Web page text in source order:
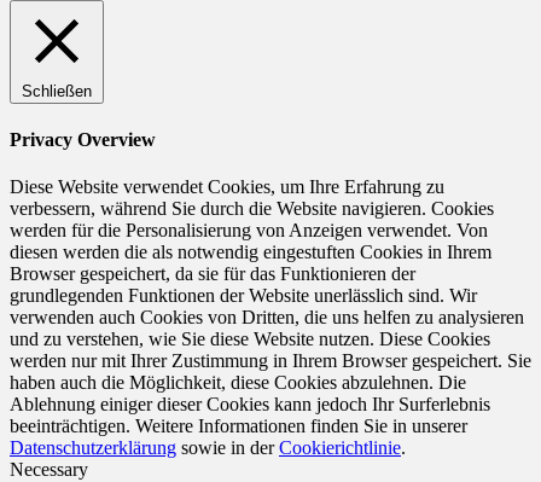
Schließen
Privacy Overview
Diese Website verwendet Cookies, um Ihre Erfahrung zu
verbessern, während Sie durch die Website navigieren. Cookies
werden für die Personalisierung von Anzeigen verwendet. Von
diesen werden die als notwendig eingestuften Cookies in Ihrem
Browser gespeichert, da sie für das Funktionieren der
grundlegenden Funktionen der Website unerlässlich sind. Wir
verwenden auch Cookies von Dritten, die uns helfen zu analysieren
und zu verstehen, wie Sie diese Website nutzen. Diese Cookies
werden nur mit Ihrer Zustimmung in Ihrem Browser gespeichert. Sie
haben auch die Möglichkeit, diese Cookies abzulehnen. Die
Ablehnung einiger dieser Cookies kann jedoch Ihr Surferlebnis
beeinträchtigen. Weitere Informationen finden Sie in unserer
Datenschutzerklärung sowie in derCookierichtlinie.
Necessary